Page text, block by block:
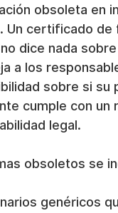
obsoleta en
certificado de
dice nada
a los
sobre si
cumple con un
legal.
obsoletos se
genéricos